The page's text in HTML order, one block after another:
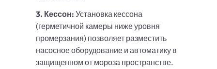
3. Кессон: Установка кессона
(герметичной камеры ниже уровня
промерзания) позволяет разместить
насосное оборудование и автоматику в
защищенном от мороза пространстве.